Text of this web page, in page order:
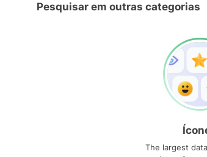
Pesquisar em outras categorias
The largest